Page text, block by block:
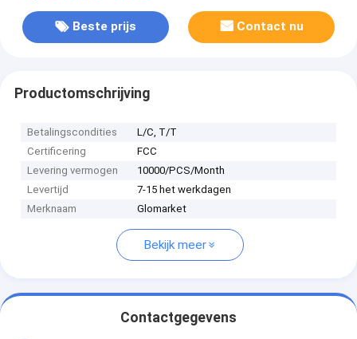
Beste prijs Contact nu
Productomschrijving
Betalingscondities
L/C, T/T
Certificering
FCC
Levering vermogen
10000/PCS/Month
Levertijd
7-15 het werkdagen
Merknaam
Glomarket
Bekijk meer
Contactgegevens